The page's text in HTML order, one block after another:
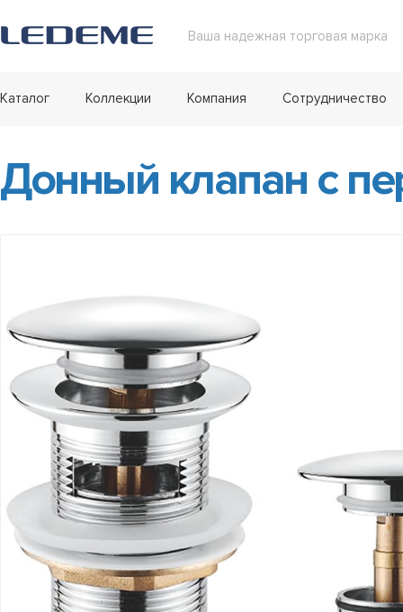
Ваша надежная торговая марка
Каталог Коллекции Компания Сотрудничество
Донный клапан с